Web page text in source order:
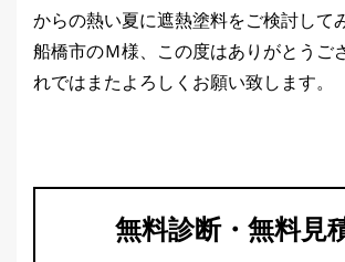
からの熱い夏に遮熱塗料をご検討して
船橋市のＭ様、この度はありがとうご
れではまたよろしくお願い致します。
無料診断・無料見